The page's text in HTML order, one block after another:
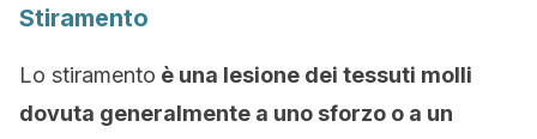
Stiramento
Lo stiramento è una lesione dei tessuti molli
dovuta generalmente a uno sforzo o a un